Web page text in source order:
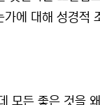
에 대해 성경적
모든 좋은 것을